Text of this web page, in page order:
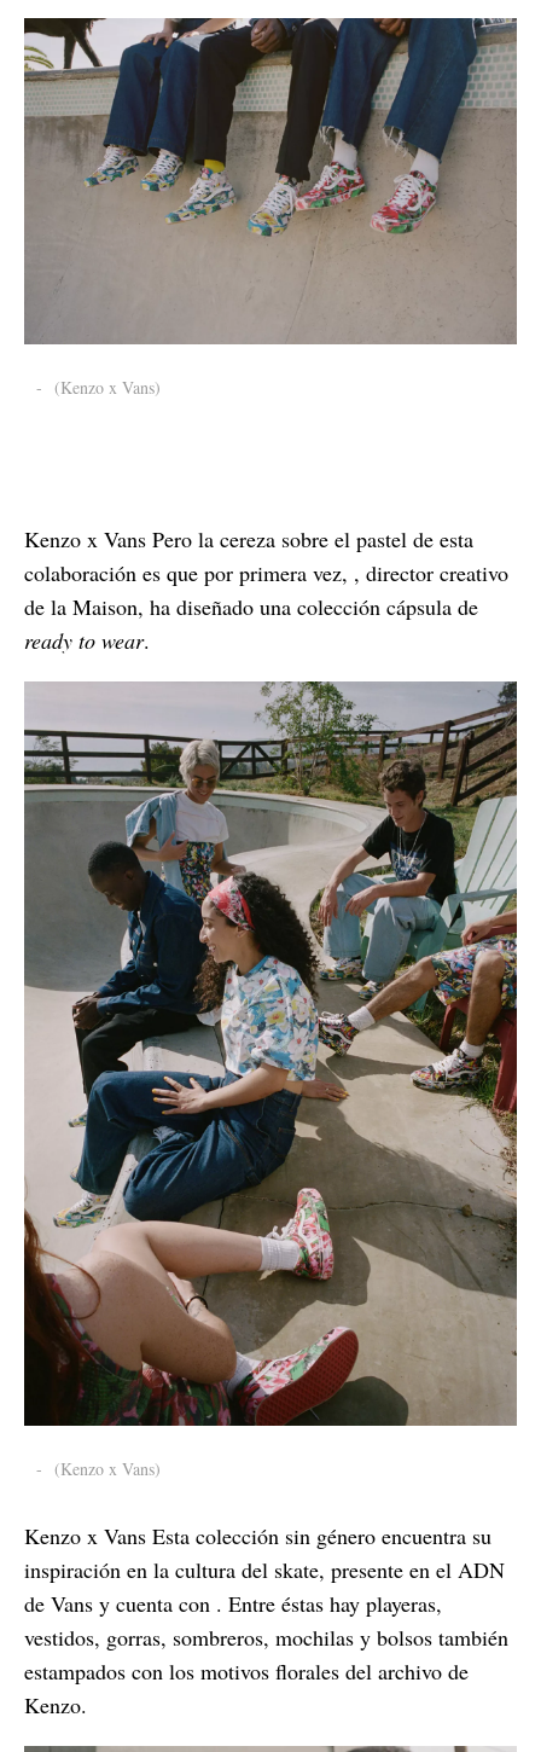
- (Kenzo x Vans)
Kenzo x Vans Pero la cereza sobre el pastel de esta
colaboración es que por primera vez, , director creativo
de la Maison, ha diseñado una colección cápsula de
ready to wear.
- (Kenzo x Vans)
Kenzo x Vans Esta colección sin género encuentra su
inspiración en la cultura del skate, presente en el ADN
de Vans y cuenta con . Entre éstas hay playeras,
vestidos, gorras, sombreros, mochilas y bolsos también
estampados con los motivos florales del archivo de
Kenzo.